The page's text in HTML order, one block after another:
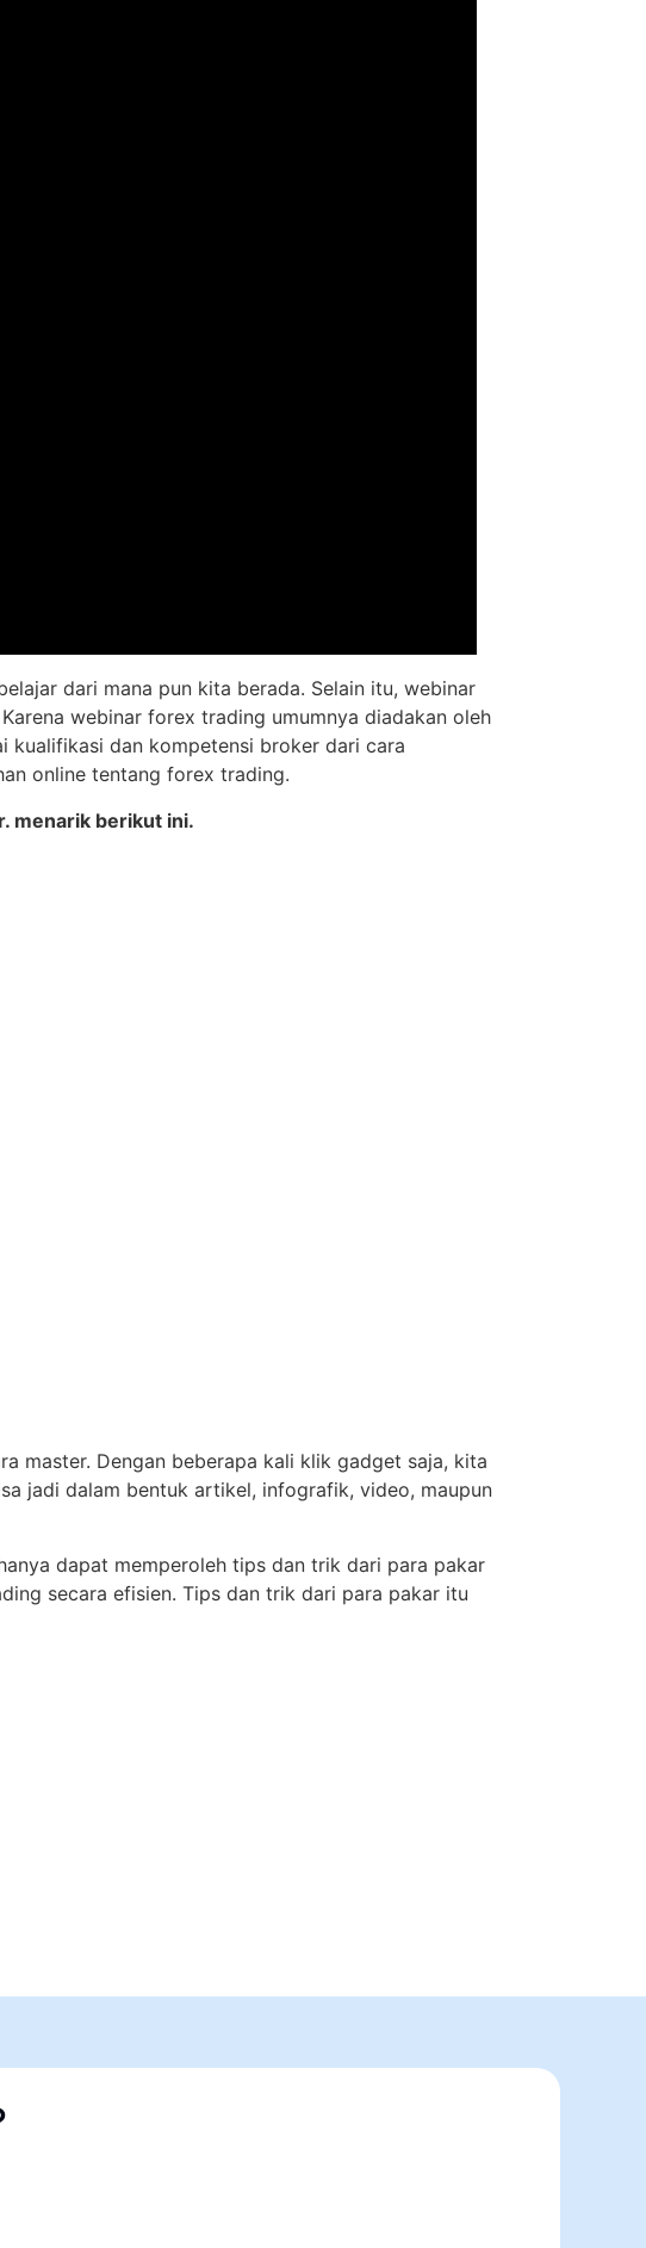
dari mana pun kita berada. Selain itu, webinar
webinar forex trading umumnya diadakan oleh
kualifikasi dan kompetensi broker dari cara
online tentang forex trading.
menarik berikut ini.
master. Dengan beberapa kali klik gadget saja, kita
jadi dalam bentuk artikel, infografik, video, maupun
dapat memperoleh tips dan trik dari para pakar
secara efisien. Tips dan trik dari para pakar itu